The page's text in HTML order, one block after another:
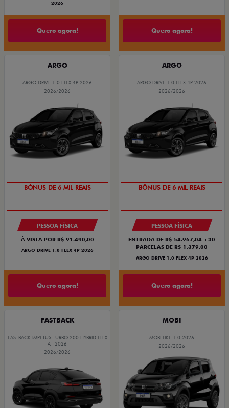
2026
Quero agora! Quero agora!
ARGO
ARGO DRIVE 1.0 FLEX 4P 2026
2026/2026
BÔNUS DE 6 MIL REAIS
PESSOA FÍSICA
À VISTA POR R$ 91.490,00
ARGO DRIVE 1.0 FLEX 4P 2026
Quero agora!
ARGO
ARGO DRIVE 1.0 FLEX 4P 2026
2026/2026
BÔNUS DE 6 MIL REAIS
PESSOA FÍSICA
ENTRADA DE R$ 54.967,04 +30
PARCELAS DE R$ 1.379,00
ARGO DRIVE 1.0 FLEX 4P 2026
Quero agora!
FASTBACK
FASTBACK IMPETUS TURBO 200 HYBRID FLEX
AT 2026
2026/2026
MOBI
MOBI LIKE 1.0 2026
2026/2026